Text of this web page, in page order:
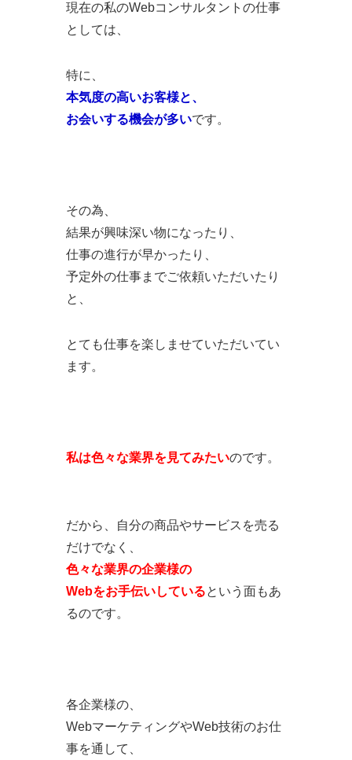
現在の私のWebコンサルタントの仕事
としては、
特に、
本気度の高いお客様と、
お会いする機会が多いです。
その為、
結果が興味深い物になったり、
仕事の進行が早かったり、
予定外の仕事までご依頼いただいたり
と、
とても仕事を楽しませていただいてい
ます。
私は色々な業界を見てみたいのです。
だから、自分の商品やサービスを売る
だけでなく、
色々な業界の企業様の
Webをお手伝いしているという面もあ
るのです。
各企業様の、
WebマーケティングやWeb技術のお仕
事を通して、